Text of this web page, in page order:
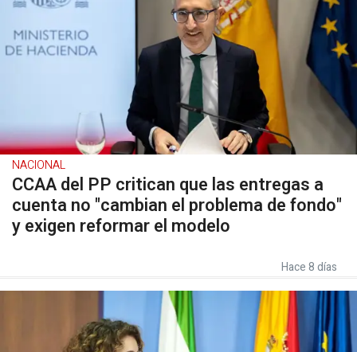
NACIONAL
CCAA del PP critican que las entregas a
cuenta no "cambian el problema de fondo"
y exigen reformar el modelo
Hace 8 días